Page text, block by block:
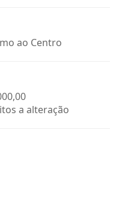
ao Centro
a alteração